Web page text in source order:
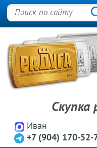
Иван
+7 (904) 170-52-
Скупка